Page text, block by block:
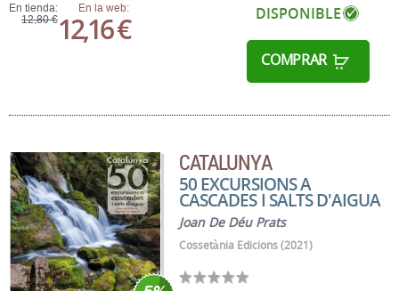
En tienda:
12,80 €
En la web:
12,16 € DISPONIBLE
COMPRAR
CATALUNYA
50 EXCURSIONS A
CASCADES I SALTS D'AIGUA
Joan De Déu Prats
Cossetània Edicions (2021)